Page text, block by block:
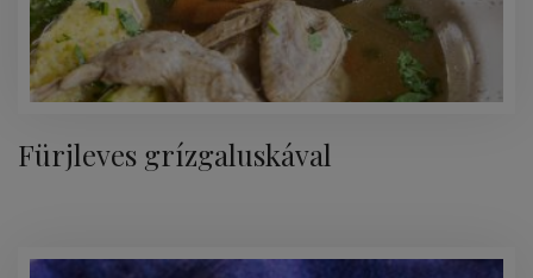
Fürjleves grízgaluskával